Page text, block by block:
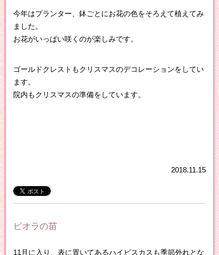
今年はプランター、鉢ごとにお花の色をそろえて植えてみ
ました。
お花がいっぱい咲くのが楽しみです。
ゴールドクレストもクリスマスのデコレーションをしてい
ます。
院内もクリスマスの準備をしています。
2018.11.15
ビオラの苗
11月に入り、表に置いてあるハイビスカスも季節外れとな